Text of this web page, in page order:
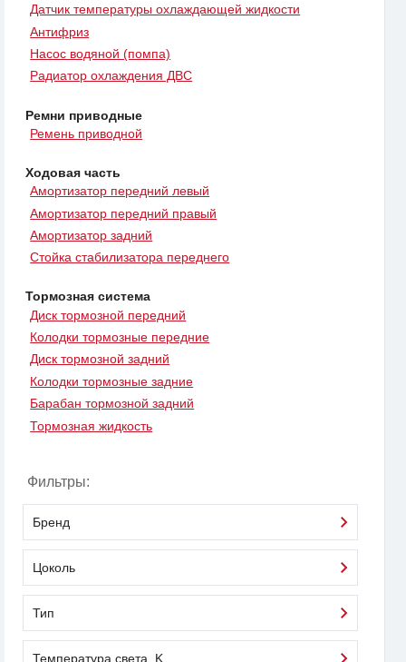
Датчик температуры охлаждающей жидкости
Антифриз
Насос водяной (помпа)
Радиатор охлаждения ДВС
Ремни приводные
Ремень приводной
Ходовая часть
Амортизатор передний левый
Амортизатор передний правый
Амортизатор задний
Стойка стабилизатора переднего
Тормозная система
Диск тормозной передний
Колодки тормозные передние
Диск тормозной задний
Колодки тормозные задние
Барабан тормозной задний
Тормозная жидкость
Фильтры:
Бренд
Цоколь
Тип
Температура света, K